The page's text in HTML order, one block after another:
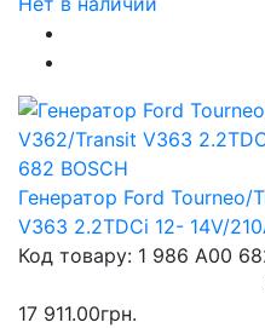
Генератор Ford
V363 2.2TDCi 12- 14V/
Код товару: 1 986 A00
17 911.00грн.